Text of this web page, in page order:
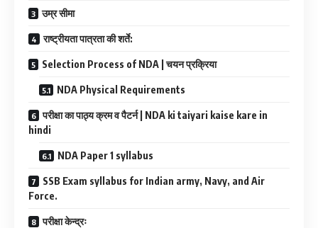
उम्र सीमा
राष्ट्रीयता पात्रता की शर्ते:
Selection Process of NDA | चयन प्रक्रिया
NDA Physical Requirements
परीक्षा का पाठ्य क्रम व पैटर्न | NDA ki taiyari kaise kare in
hindi
NDA Paper 1 syllabus
SSB Exam syllabus for Indian army, Navy, and Air
Force.
परीक्षा केन्द्रः